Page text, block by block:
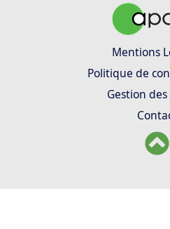
Mentions
Politique de
Gestion des